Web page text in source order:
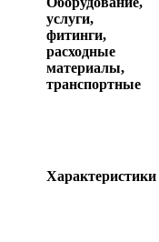
услуги,
фитинги,
расходные
материалы,
транспортные
Характеристики